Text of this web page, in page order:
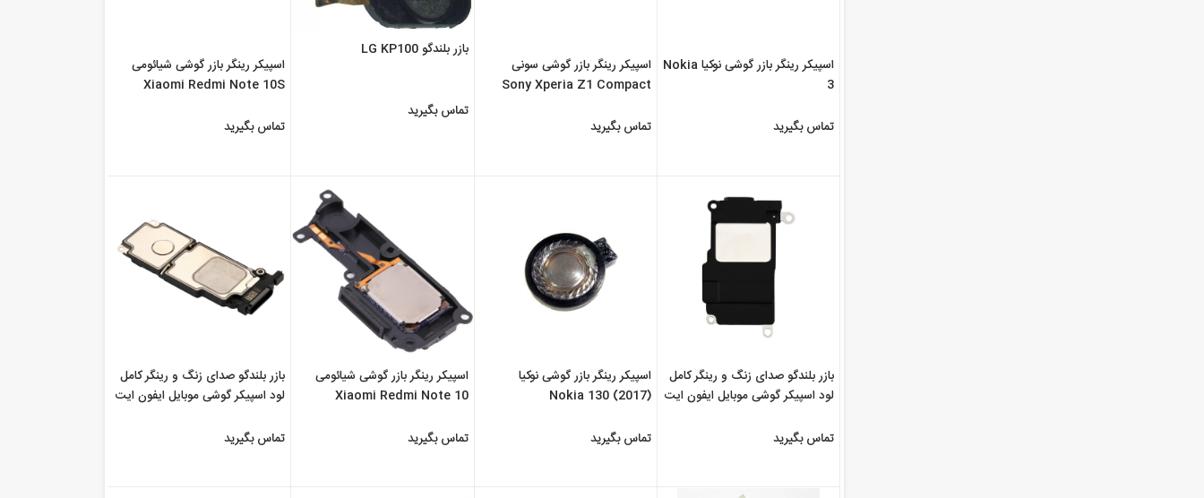
اسپیکر رینگر بازر گوشی نوکیا Nokia
3
تماس بگیرید
اسپیکر رینگر بازر گوشی سونی
Sony Xperia Z1 Compact
تماس بگیرید
بازر بلندگو LG KP100
تماس بگیرید
اسپیکر رینگر بازر گوشی شیائومی
Xiaomi Redmi Note 10S
تماس بگیرید
بازر بلندگو صدای زنگ و رینگر کامل
لود اسپیکر گوشی موبایل ایفون ایت
تماس بگیرید
اسپیکر رینگر بازر گوشی نوکیا
(Nokia 130 (2017
تماس بگیرید
اسپیکر رینگر بازر گوشی شیائومی
Xiaomi Redmi Note 10
تماس بگیرید
بازر بلندگو صدای زنگ و رینگر کامل
لود اسپیکر گوشی موبایل ایفون ایت
تماس بگیرید